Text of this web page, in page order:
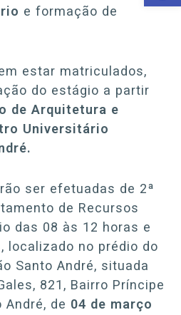
e formação de
estar matriculados,
do estágio a partir
de Arquitetura e
Universitário
ser efetuadas de 2ª
de Recursos
das 08 às 12 horas e
localizado no prédio do
Santo André, situada
821, Bairro Príncipe
André, de 04 de março